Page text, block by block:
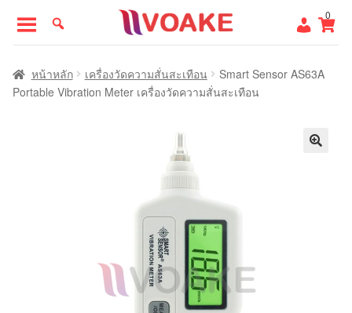
to
navigation
to
content
0
หน้าแรก
หน้าหลัก เครื่องวัดความสั่นสะเทือน
Smart Sensor AS63A
Portable Vibration Meter เครื่องวัดความสั่นสะเทือน